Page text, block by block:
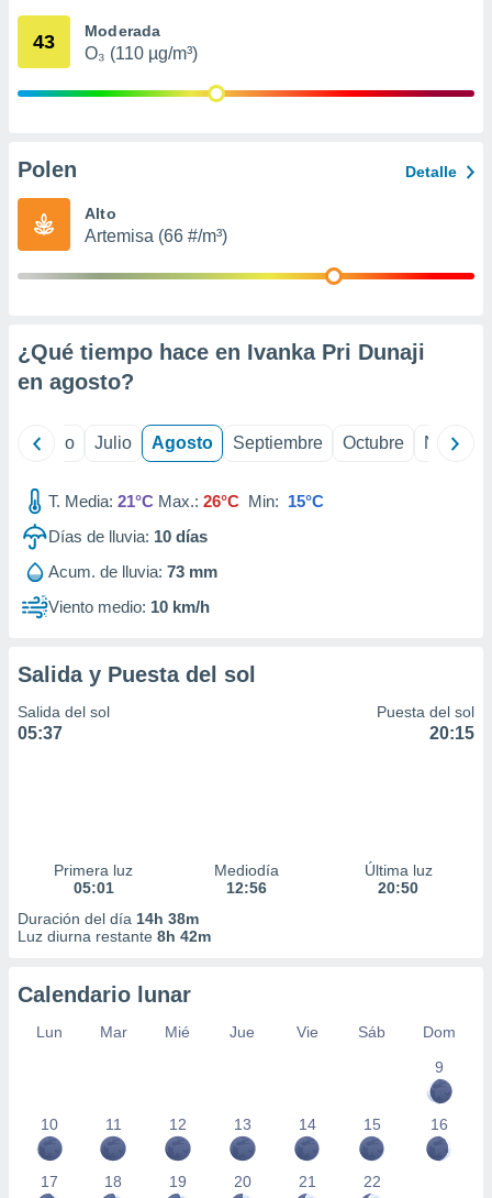
e
publicidad
1199
43 Moderada
O₃ (110 µg/m³)
Polen Detalle
Alto
Artemisa (66 #/m³)
¿Qué tiempo hace en Ivanka Pri Dunaji
en agosto?
Junio Julio Agosto Septiembre Octubre
T. Media: 21°C Max.: 26°C Min: 15°C
Días de lluvia: 10 días
Acum. de lluvia: 73 mm
Viento medio: 10 km/h
Salida y Puesta del sol
Salida del sol
05:37
Puesta del sol
20:15
Primera luz
05:01
Mediodía
12:56
Última luz
20:50
Duración del día 14h 38m
Luz diurna restante 8h 42m
Calendario lunar
Lun Mar Mié Jue Vie Sáb
Dom
9
10 11 12 13 14 15 16
17 18 19 20 21 22